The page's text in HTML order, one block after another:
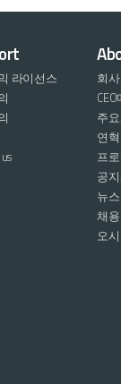
라이선스
회
주
연혁
프
공
뉴
채
오